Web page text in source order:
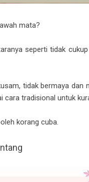
mata?
seperti tidak
tidak bermaya dan
tradisional untuk
korang cuba.